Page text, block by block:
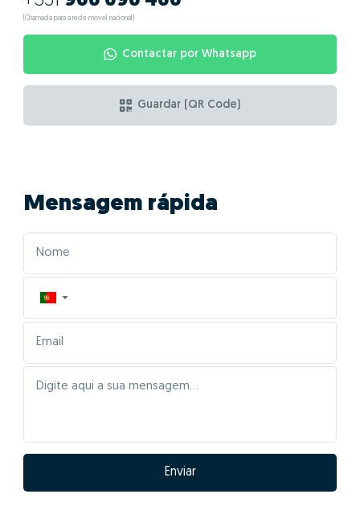
(Chamada para a rede móvel nacional)
Contactar por Whatsapp
Guardar (QR Code)
Mensagem rápida
▼
Enviar